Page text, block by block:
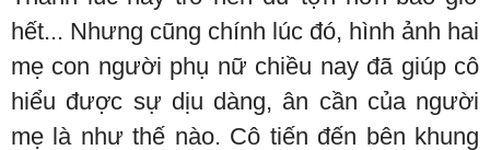
hết... Nhưng cũng chính lúc đó, hình ảnh hai
mẹ con người phụ nữ chiều nay đã giúp cô
hiểu được sự dịu dàng, ân cần của người
mẹ là như thế nào. Cô tiến đến bên khung